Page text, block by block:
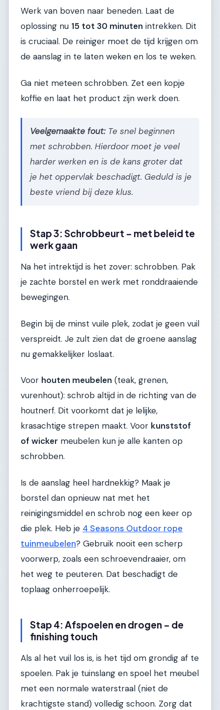
Werk van boven naar beneden. Laat de
oplossing nu 15 tot 30 minuten intrekken. Dit
is cruciaal. De reiniger moet de tijd krijgen om
de aanslag in te laten weken en los te weken.
Ga niet meteen schrobben. Zet een kopje
koffie en laat het product zijn werk doen.
Veelgemaakte fout: Te snel beginnen
met schrobben. Hierdoor moet je veel
harder werken en is de kans groter dat
je het oppervlak beschadigt. Geduld is je
beste vriend bij deze klus.
Stap 3: Schrobbeurt – met beleid te
werk gaan
Na het intrektijd is het zover: schrobben. Pak
je zachte borstel en werk met ronddraaiende
bewegingen.
Begin bij de minst vuile plek, zodat je geen vuil
verspreidt. Je zult zien dat de groene aanslag
nu gemakkelijker loslaat.
Voor houten meubelen (teak, grenen,
vurenhout): schrob altijd in de richting van de
houtnerf. Dit voorkomt dat je lelijke,
krasachtige strepen maakt. Voor kunststof
of wicker meubelen kun je alle kanten op
schrobben.
Is de aanslag heel hardnekkig? Maak je
borstel dan opnieuw nat met het
reinigingsmiddel en schrob nog een keer op
die plek. Heb je 4 Seasons Outdoor rope
tuinmeubelen? Gebruik nooit een scherp
voorwerp, zoals een schroevendraaier, om
het weg te peuteren. Dat beschadigt de
toplaag onherroepelijk.
Stap 4: Afspoelen en drogen – de
finishing touch
Als al het vuil los is, is het tijd om grondig af te
spoelen. Pak je tuinslang en spoel het meubel
met een normale waterstraal (niet de
krachtigste stand) volledig schoon. Zorg dat